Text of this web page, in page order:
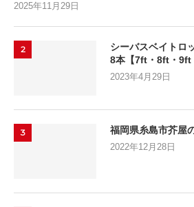
2025年11月29日
2
シーバスベイトロ
8本【7ft・8ft・9ft
2023年4月29日
3 福岡県糸島市芥屋
2022年12月28日